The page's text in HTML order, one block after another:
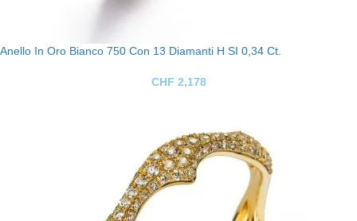
Anello In Oro Bianco 750 Con 13 Diamanti H SI 0,34 Ct.
CHF 2,178